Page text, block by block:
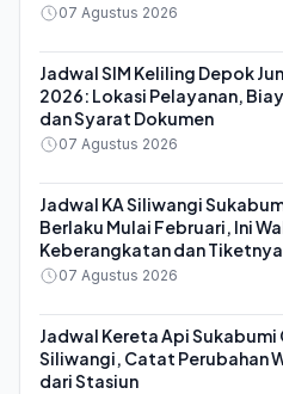
07 Agustus 2026
Jadwal SIM Keliling Depok
2026: Lokasi Pelayanan,
dan Syarat Dokumen
07 Agustus 2026
Jadwal KA Siliwangi
Berlaku Mulai Februari, Ini
Keberangkatan dan Tiketnya
07 Agustus 2026
Jadwal Kereta Api Sukabumi
Siliwangi, Catat Perubahan
dari Stasiun